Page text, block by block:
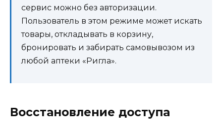
сервис можно без авторизации.
Пользователь в этом режиме может искать
товары, откладывать в корзину,
бронировать и забирать самовывозом из
любой аптеки «Ригла».
Восстановление доступа